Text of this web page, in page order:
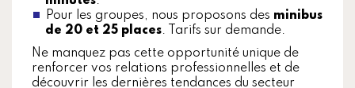
Pour les groupes, nous proposons des minibus
de 20 et 25 places. Tarifs sur demande.
Ne manquez pas cette opportunité unique de
renforcer vos relations professionnelles et de
découvrir les dernières tendances du secteur